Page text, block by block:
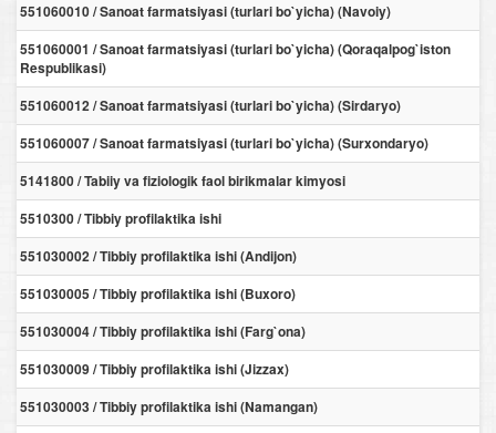
551060010 / Sanoat farmatsiyasi (turlari bo`yicha) (Navoiy)
551060001 / Sanoat farmatsiyasi (turlari bo`yicha) (Qoraqalpog`iston
Respublikasi)
551060012 / Sanoat farmatsiyasi (turlari bo`yicha) (Sirdaryo)
551060007 / Sanoat farmatsiyasi (turlari bo`yicha) (Surxondaryo)
5141800 / Tabiiy va fiziologik faol birikmalar kimyosi
5510300 / Tibbiy profilaktika ishi
551030002 / Tibbiy profilaktika ishi (Andijon)
551030005 / Tibbiy profilaktika ishi (Buxoro)
551030004 / Tibbiy profilaktika ishi (Farg`ona)
551030009 / Tibbiy profilaktika ishi (Jizzax)
551030003 / Tibbiy profilaktika ishi (Namangan)